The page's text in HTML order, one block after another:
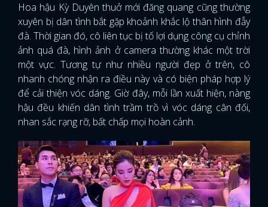
Hoa hậu Kỳ Duyên thuở mới đăng quang cũng thường
xuyên bị dân tình bắt gặp khoảnh khắc lộ thân hình đẫy
đà. Thời gian đó, cô liên tục bị tố lợi dụng công cụ chỉnh
ảnh quá đà, hình ảnh ở camera thường khác một trời
một vực. Tương tự như nhiều người đẹp ở trên, cô
nhanh chóng nhận ra điều này và có biện pháp hợp lý
để cải thiện vóc dáng. Giờ đây, mỗi lần xuất hiện, nàng
hậu đều khiến dân tình trầm trồ vì vóc dáng cân đối,
nhan sắc rạng rỡ, bất chấp mọi hoàn cảnh.